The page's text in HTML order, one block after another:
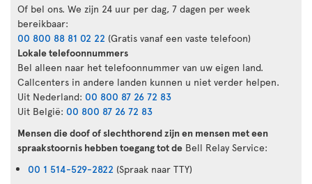
Of bel ons. We zijn 24 uur per dag, 7 dagen per week
bereikbaar:
00 800 88 81 02 22 (Gratis vanaf een vaste telefoon)
Lokale telefoonnummers
Bel alleen naar het telefoonnummer van uw eigen land.
Callcenters in andere landen kunnen u niet verder helpen.
Uit Nederland: 00 800 87 26 72 83
Uit België: 00 800 87 26 72 83
Mensen die doof of slechthorend zijn en mensen met een
spraakstoornis hebben toegang tot de Bell Relay Service:
00 1 514-529-2822 (Spraak naar TTY)